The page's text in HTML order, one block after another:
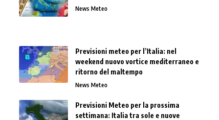
News Meteo
Previsioni meteo per l’Italia: nel
weekend nuovo vortice mediterraneo e
ritorno del maltempo
News Meteo
Previsioni Meteo per la prossima
settimana: Italia tra sole e nuove